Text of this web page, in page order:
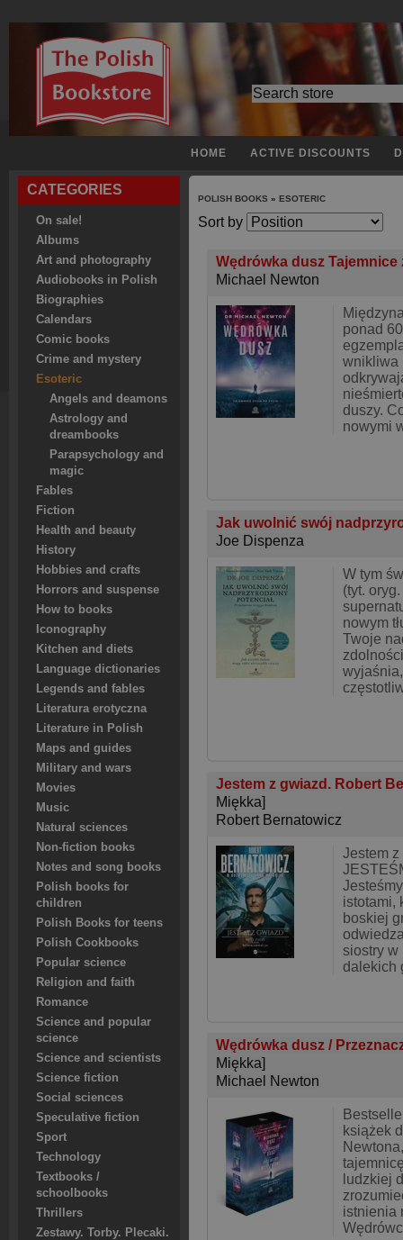
HOME ACTIVE DISCOUNTS
CATEGORIES
On sale!
Albums
Art and photography
Audiobooks in Polish
Biographies
Calendars
Comic books
Crime and mystery
Esoteric
Angels and deamons
Astrology and
dreambooks
Parapsychology and
magic
Fables
Fiction
Health and beauty
History
Hobbies and crafts
Horrors and suspense
How to books
Iconography
Kitchen and diets
Language dictionaries
Legends and fables
Literatura erotyczna
Literature in Polish
Maps and guides
Military and wars
Movies
Music
Natural sciences
Non-fiction books
Notes and song books
Polish books for
children
Polish Books for teens
Polish Cookbooks
Popular science
Religion and faith
Romance
Science and popular
science
Science and scientists
Science fiction
Social sciences
Speculative fiction
Sport
Technology
Textbooks /
schoolbooks
Thrillers
Zestawy. Torby. Plecaki.
POLISH BOOKS » ESOTERIC
Sort by
Wędrówka dusz
Michael Newton
ponad
wnikliwa
duszy.
nowymi
Jak uwolnić swój
Joe Dispenza
W tym
(tyt.
nowym
Twoje
Jestem z gwiazd. Robert
Miękka]
Robert Bernatowicz
Jestem
istotami,
boskiej
siostry w
dalekich
Wędrówka dusz /
Miękka]
Michael Newton
książek
ludzkiej
istnienia